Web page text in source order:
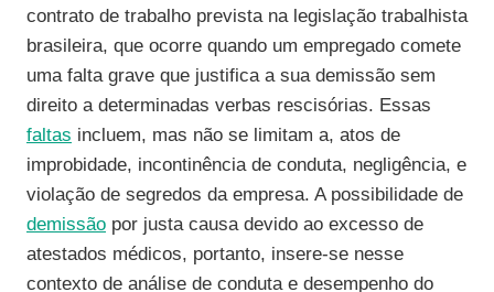
contrato de trabalho prevista na legislação trabalhista
brasileira, que ocorre quando um empregado comete
uma falta grave que justifica a sua demissão sem
direito a determinadas verbas rescisórias. Essas
faltas incluem, mas não se limitam a, atos de
improbidade, incontinência de conduta, negligência, e
violação de segredos da empresa. A possibilidade de
demissão por justa causa devido ao excesso de
atestados médicos, portanto, insere-se nesse
contexto de análise de conduta e desempenho do